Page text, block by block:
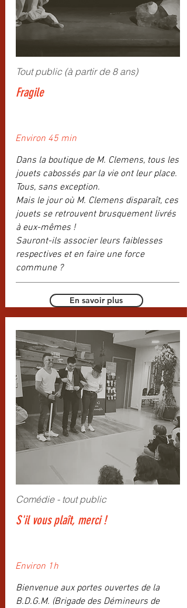
Tout public (à partir de 8 ans)
Fragile
Environ 45 min
Dans la boutique de M. Clemens, tous les
jouets cabossés par la vie ont leur place.
Tous, sans exception.
Mais le jour où M. Clemens disparaît, ces
jouets se retrouvent brusquement livrés
à eux-mêmes !
Sauront-ils associer leurs faiblesses
respectives et en faire une force
commune ?
En savoir plus
Comédie - tout public
S'il vous plaît, merci !
Environ 1h
Bienvenue aux portes ouvertes de la
B.D.G.M. (Brigade des Démineurs de